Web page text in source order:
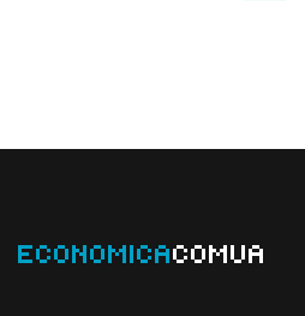
ECONOMICACOMUA